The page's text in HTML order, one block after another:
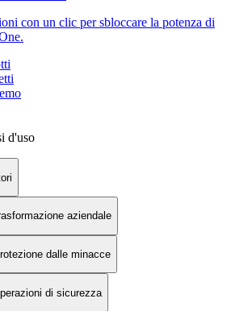
con un clic per sbloccare la potenza di
d'uso
aziendale
dalle minacce
di sicurezza